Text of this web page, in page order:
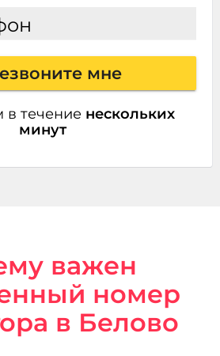
мне
в течение нескольких
минут
важен
номер
в Белово